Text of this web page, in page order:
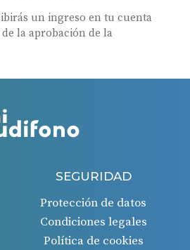
un ingreso en tu cuenta
la aprobación de la
SEGURIDAD
Protección de datos
Condiciones legales
Política de cookies